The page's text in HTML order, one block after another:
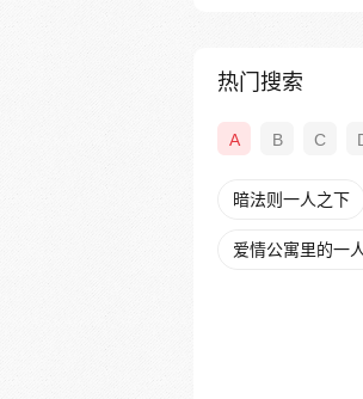
热门搜索
A B C
暗法则一人之下
爱情公寓里的一